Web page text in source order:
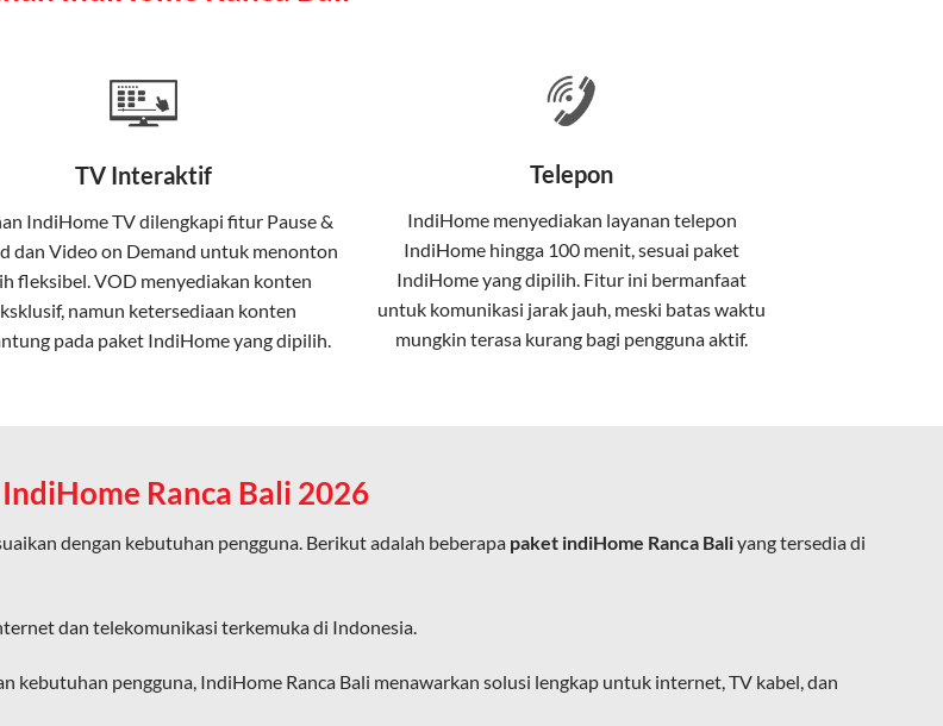
tinggi hingga 1 Gbps, lebih cepat dibandingkan kabel tembaga atau DSL.
TV Interaktif
IndiHome TVdilengkapi fitur Pause &
dan Video on Demand untuk menonton
fleksibel. VOD menyediakan konten
namun ketersediaan konten
pada paket IndiHome yang dipilih.
Telepon
IndiHome menyediakan layanan telepon
IndiHome hingga 100 menit, sesuai paket
IndiHome yang dipilih. Fitur ini bermanfaat
untuk komunikasi jarak jauh, meski batas waktu
mungkin terasa kurang bagi pengguna aktif.
Ranca Bali 2026
dengan kebutuhan pengguna. Berikut adalah beberapa paket indiHome Ranca Baliyang tersedia di
dan telekomunikasi terkemuka di Indonesia.
kebutuhan pengguna, IndiHome Ranca Bali menawarkan solusi lengkap untuk internet, TV kabel, dan